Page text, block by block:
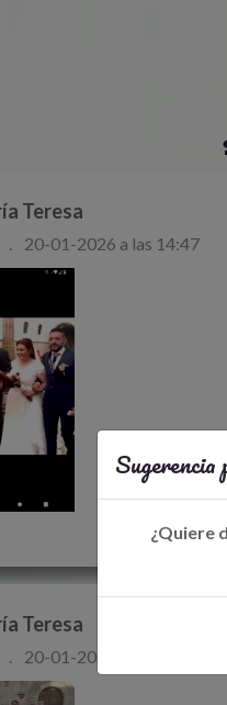
Teresa
. 20-01-2026 a las 14:47
Teresa
. 20-01-2026 a las 14:45
¿Quiere